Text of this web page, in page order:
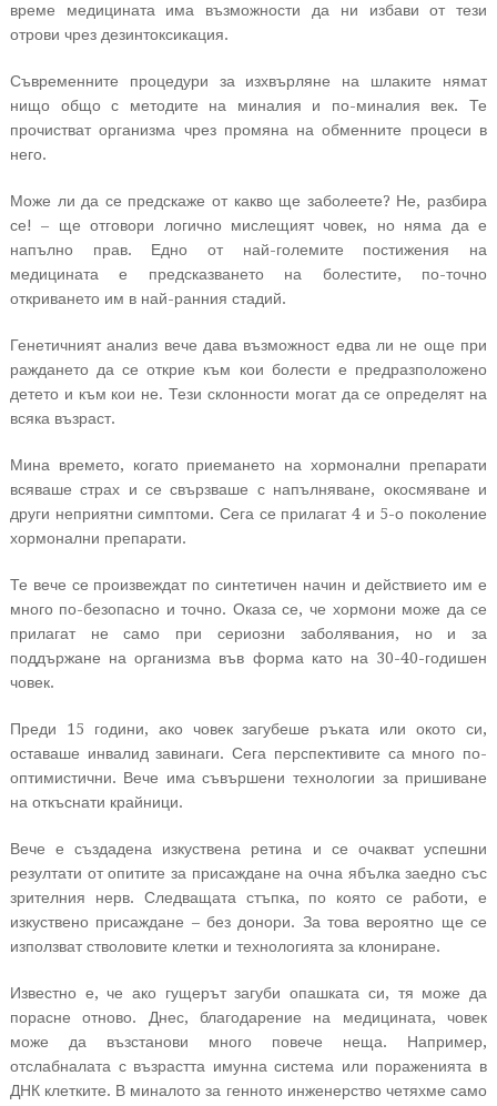
време медицината има възможности да ни избави от тези
отрови чрез дезинтоксикация.
Съвременните процедури за изхвърляне на шлаките нямат
нищо общо с методите на миналия и по-миналия век. Те
прочистват организма чрез промяна на обменните процеси в
него.
Може ли да се предскаже от какво ще заболеете? Не, разбира
се! – ще отговори логично мислещият човек, но няма да е
напълно прав. Едно от най-големите постижения на
медицината е предсказването на болестите, по-точно
откриването им в най-ранния стадий.
Генетичният анализ вече дава възможност едва ли не още при
раждането да се открие към кои болести е предразположено
детето и към кои не. Тези склонности могат да се определят на
всяка възраст.
Мина времето, когато приемането на хормонални препарати
всяваше страх и се свързваше с напълняване, окосмяване и
други неприятни симптоми. Сега се прилагат 4 и 5-о поколение
хормонални препарати.
Те вече се произвеждат по синтетичен начин и действието им е
много по-безопасно и точно. Оказа се, че хормони може да се
прилагат не само при сериозни заболявания, но и за
поддържане на организма във форма като на 30-40-годишен
човек.
Преди 15 години, ако човек загубеше ръката или окото си,
оставаше инвалид завинаги. Сега перспективите са много по-
оптимистични. Вече има съвършени технологии за пришиване
на откъснати крайници.
Вече е създадена изкуствена ретина и се очакват успешни
резултати от опитите за присаждане на очна ябълка заедно със
зрителния нерв. Следващата стъпка, по която се работи, е
изкуствено присаждане – без донори. За това вероятно ще се
използват стволовите клетки и технологията за клониране.
Известно е, че ако гущерът загуби опашката си, тя може да
порасне отново. Днес, благодарение на медицината, човек
може да възстанови много повече неща. Например,
отслабналата с възрастта имунна система или пораженията в
ДНК клетките. В миналото за генното инженерство четяхме само